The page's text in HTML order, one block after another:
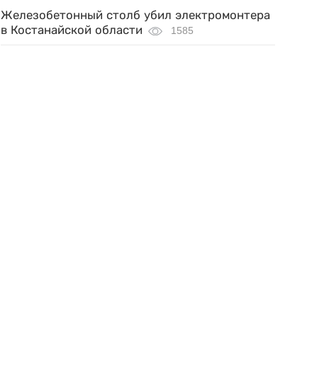
Железобетонный столб убил электромонтера
в Костанайской области
1585